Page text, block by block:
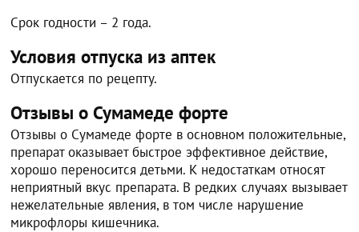
Срок годности – 2 года.
Условия отпуска из аптек
Отпускается по рецепту.
Отзывы о Сумамеде форте
Отзывы о Сумамеде форте в основном положительные,
препарат оказывает быстрое эффективное действие,
хорошо переносится детьми. К недостаткам относят
неприятный вкус препарата. В редких случаях вызывает
нежелательные явления, в том числе нарушение
микрофлоры кишечника.